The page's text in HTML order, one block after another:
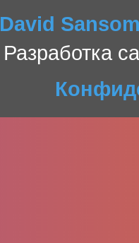
David
Разработка